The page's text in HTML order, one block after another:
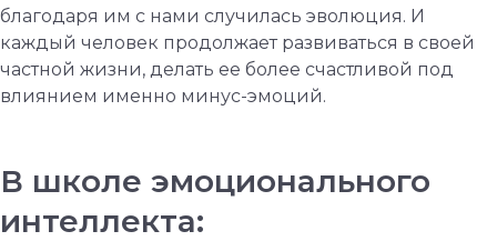
благодаря им с нами случилась эволюция. И
каждый человек продолжает развиваться в своей
частной жизни, делать ее более счастливой под
влиянием именно минус-эмоций.
В школе эмоционального
интеллекта: